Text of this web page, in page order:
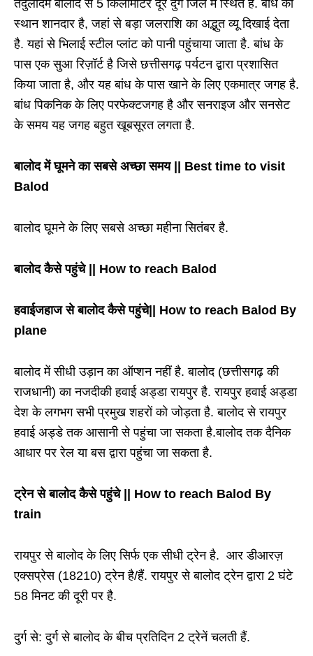
तंदुलादम बालोद से 5 किलोमीटर दूर दुर्ग जिले में स्थित है. बांध का
स्थान शानदार है, जहां से बड़ा जलराशि का अद्भुत व्यू दिखाई देता
है. यहां से भिलाई स्टील प्लांट को पानी पहुंचाया जाता है. बांध के
पास एक सुआ रिज़ॉर्ट है जिसे छत्तीसगढ़ पर्यटन द्वारा प्रशासित
किया जाता है, और यह बांध के पास खाने के लिए एकमात्र जगह है.
बांध पिकनिक के लिए परफेक्टजगह है और सनराइज और सनसेट
के समय यह जगह बहुत खूबसूरत लगता है.
बालोद में घूमने का सबसे अच्छा समय || Best time to visit
Balod
बालोद घूमने के लिए सबसे अच्छा महीना सितंबर है.
बालोद कैसे पहुंचे || How to reach Balod
हवाईजहाज से बालोद कैसे पहुंचे|| How to reach Balod By
plane
बालोद में सीधी उड़ान का ऑप्शन नहीं है. बालोद (छत्तीसगढ़ की
राजधानी) का नजदीकी हवाई अड्डा रायपुर है. रायपुर हवाई अड्डा
देश के लगभग सभी प्रमुख शहरों को जोड़ता है. बालोद से रायपुर
हवाई अड्डे तक आसानी से पहुंचा जा सकता है.बालोद तक दैनिक
आधार पर रेल या बस द्वारा पहुंचा जा सकता है.
ट्रेन से बालोद कैसे पहुंचे || How to reach Balod By
train
रायपुर से बालोद के लिए सिर्फ एक सीधी ट्रेन है. आर डीआरज़
एक्सप्रेस (18210) ट्रेन है/हैं. रायपुर से बालोद ट्रेन द्वारा 2 घंटे
58 मिनट की दूरी पर है.
दुर्ग से: दुर्ग से बालोद के बीच प्रतिदिन 2 ट्रेनें चलती हैं.